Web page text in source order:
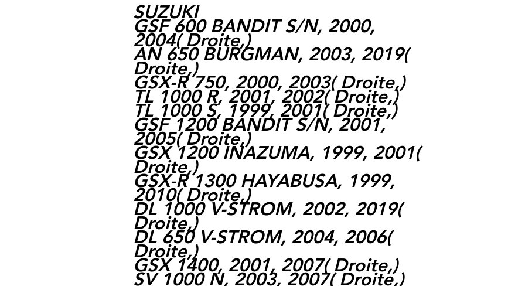
SUZUKI
GSF 600 BANDIT S/N, 2000,
2004(Droite,)
AN 650 BURGMAN, 2003, 2019(
Droite,)
GSX-R 750, 2000, 2003(Droite,)
TL 1000 R, 2001, 2002(Droite,)
TL 1000 S, 1999, 2001(Droite,)
GSF 1200 BANDIT S/N, 2001,
2005(Droite,)
GSX 1200 INAZUMA, 1999, 2001(
Droite,)
GSX-R 1300 HAYABUSA, 1999,
2010(Droite,)
DL 1000 V-STROM, 2002, 2019(
Droite,)
DL 650 V-STROM, 2004, 2006(
Droite,)
GSX 1400, 2001, 2007(Droite,)
SV 1000 N, 2003, 2007(Droite,)